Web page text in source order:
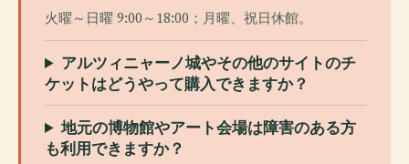
火曜～日曜 9:00～18:00；月曜、祝日休館。
アルツィニャーノ城やその他のサイトのチ
ケットはどうやって購入できますか？
地元の博物館やアート会場は障害のある方
も利用できますか？